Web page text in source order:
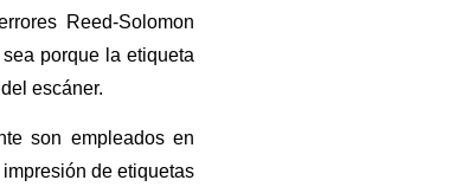
Reed-Solomon
porque la etiqueta
escáner.
son empleados en
de etiquetas